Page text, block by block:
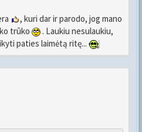
, kuri dar ir parodo, jog mano
trūko
. Laukiu nesulaukiu,
paties laimėtą ritę...